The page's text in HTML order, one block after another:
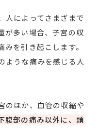
人によってさまざまで
が多い場合、子宮の収
を引き起こします。
ような痛みを感じる人
のほか、血管の収縮や
腹部の痛み以外に、頭